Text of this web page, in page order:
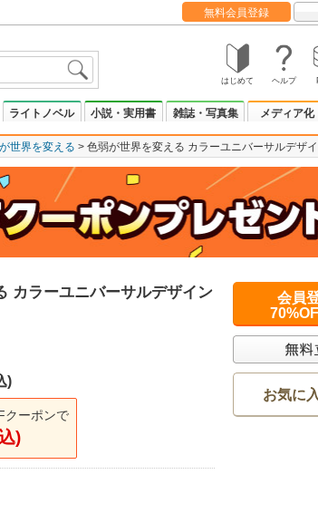
無料会員登録
はじめて ヘルプ
ライトノベル 小説・実用書 雑誌・写真集 メディア化
世界を変える 色弱が世界を変える カラーユニバーサルデザ
カラーユニバーサルデザイン
)
クーポンで
)
会員
お気に